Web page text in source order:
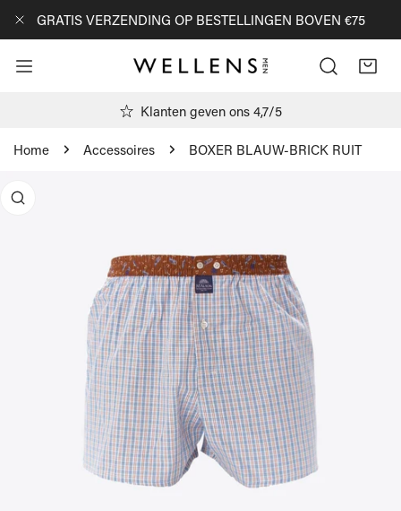
NAAR ARTIKEL
GRATIS VERZENDING OP BESTELLINGEN BOVEN €75
Klanten geven ons 4,7/5
Home Accessoires BOXER BLAUW-BRICK RUIT